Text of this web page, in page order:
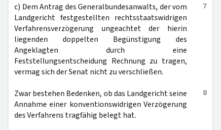
7
c) Dem Antrag des Generalbundesanwalts, der vom
Landgericht festgestellten rechtsstaatswidrigen
Verfahrensverzögerung ungeachtet der hierin
liegenden doppelten Begünstigung des
Angeklagten durch eine
Feststellungsentscheidung Rechnung zu tragen,
vermag sich der Senat nicht zu verschließen.
8
Zwar bestehen Bedenken, ob das Landgericht seine
Annahme einer konventionswidrigen Verzögerung
des Verfahrens tragfähig belegt hat.